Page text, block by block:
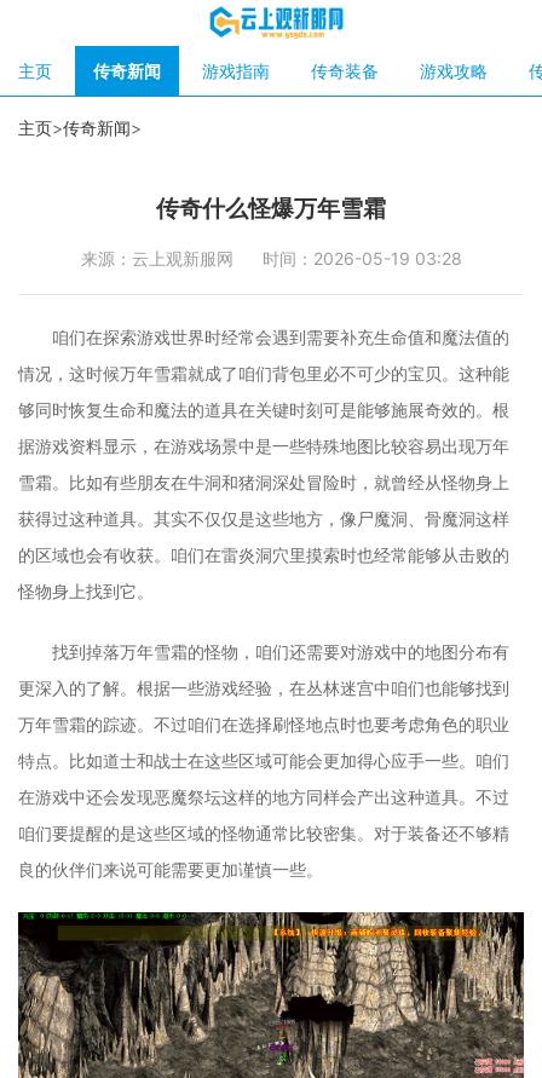
主页 传奇新闻 游戏指南 传奇装备 游戏攻略
主页>传奇新闻>
传奇什么怪爆万年雪霜
来源：云上观新服网 时间：2026-05-19 03:28
咱们在探索游戏世界时经常会遇到需要补充生命值和魔法值的
情况，这时候万年雪霜就成了咱们背包里必不可少的宝贝。这种能
够同时恢复生命和魔法的道具在关键时刻可是能够施展奇效的。根
据游戏资料显示，在游戏场景中是一些特殊地图比较容易出现万年
雪霜。比如有些朋友在牛洞和猪洞深处冒险时，就曾经从怪物身上
获得过这种道具。其实不仅仅是这些地方，像尸魔洞、骨魔洞这样
的区域也会有收获。咱们在雷炎洞穴里摸索时也经常能够从击败的
怪物身上找到它。
找到掉落万年雪霜的怪物，咱们还需要对游戏中的地图分布有
更深入的了解。根据一些游戏经验，在丛林迷宫中咱们也能够找到
万年雪霜的踪迹。不过咱们在选择刷怪地点时也要考虑角色的职业
特点。比如道士和战士在这些区域可能会更加得心应手一些。咱们
在游戏中还会发现恶魔祭坛这样的地方同样会产出这种道具。不过
咱们要提醒的是这些区域的怪物通常比较密集。对于装备还不够精
良的伙伴们来说可能需要更加谨慎一些。